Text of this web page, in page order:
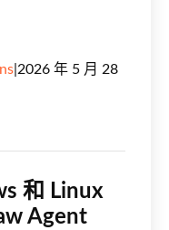
2026 年 5 月 28
和 Linux
Agent